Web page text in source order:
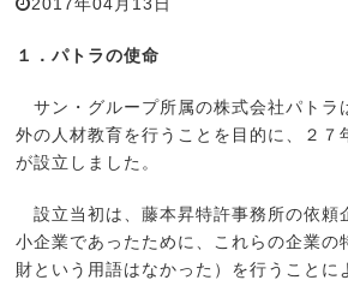
１．パトラの使命
サン・グループ所属の株式会社パトラ
外の人材教育を行うことを目的に、２７
が設立しました。
設立当初は、藤本昇特許事務所の依頼
小企業であったために、これらの企業の
財という用語はなかった）を行うことに